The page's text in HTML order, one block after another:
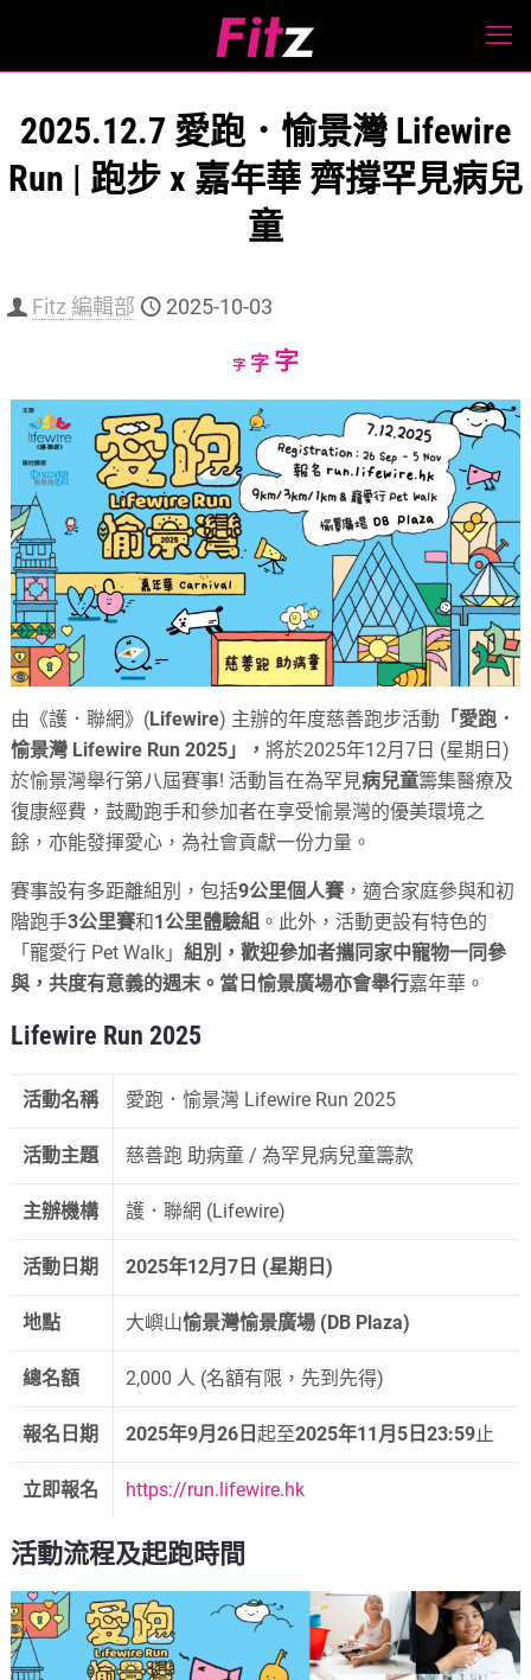
2025.12.7 愛跑．愉景灣 Lifewire
Run | 跑步 x 嘉年華 齊撐罕見病兒
童
Fitz 編輯部 2025-10-03
字Decrease
size.
字Reset
size.
字Increase
size.
由《護．聯網》(Lifewire) 主辦的年度慈善跑步活動 「愛跑．
愉景灣 Lifewire Run 2025」，將於2025年12月7日 (星期日)
於愉景灣舉行第八屆賽事! 活動旨在為罕見病兒童籌集醫療及
復康經費，鼓勵跑手和參加者在享受愉景灣的優美環境之
餘，亦能發揮愛心，為社會貢獻一份力量。
賽事設有多距離組別，包括9公里個人賽 ，適合家庭參與和初
階跑手3公里賽和1公里體驗組 。此外，活動更設有特色的
「寵愛行 Pet Walk」組別，歡迎參加者攜同家中寵物一同參
與，共度有意義的週末。當日愉景廣場亦會舉行嘉年華。
Lifewire Run 2025
活動名稱 愛跑．愉景灣 Lifewire Run 2025
活動主題 慈善跑 助病童 / 為罕見病兒童籌款
主辦機構 護．聯網 (Lifewire)
活動日期 2025年12月7日 (星期日)
地點 大嶼山愉景灣愉景廣場 (DB Plaza)
總名額 2,000 人 (名額有限，先到先得)
報名日期 2025年9月26日起至2025年11月5日23:59止
立即報名 https://run.lifewire.hk
活動流程及起跑時間